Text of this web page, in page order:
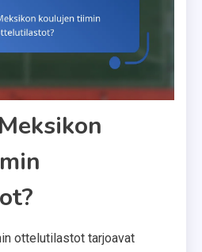
ottelutilastot tarjoavat